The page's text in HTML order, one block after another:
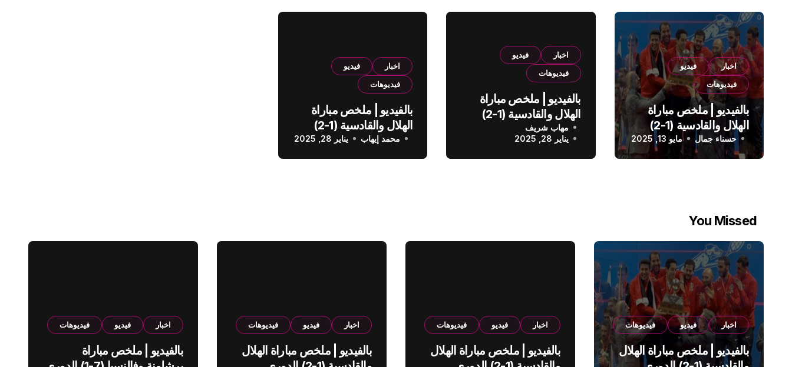
اخبار
فيديو
فيديوهات
بالفيديو | ملخص مباراة
الهلال والقادسية (1-2)
الدوري السعودي
حسناء جمال مايو 13, 2025
اخبار
فيديو
فيديوهات
بالفيديو | ملخص مباراة
الهلال والقادسية (1-2)
الدوري السعودي
مهاب شريف
يناير 28, 2025
اخبار
فيديو
فيديوهات
بالفيديو | ملخص مباراة
الهلال والقادسية (1-2)
الدوري السعودي
محمد إيهاب يناير 28, 2025
You Missed
اخبار فيديو فيديوهات
بالفيديو | ملخص مباراة الهلال
اخبار فيديو فيديوهات
بالفيديو | ملخص مباراة الهلال
اخبار فيديو فيديوهات
بالفيديو | ملخص مباراة الهلال
اخبار فيديو فيديوهات
بالفيديو | ملخص مباراة